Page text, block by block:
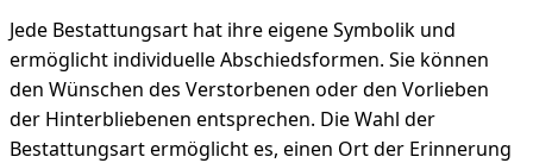
Jede Bestattungsart hat ihre eigene Symbolik und
ermöglicht individuelle Abschiedsformen. Sie können
den Wünschen des Verstorbenen oder den Vorlieben
der Hinterbliebenen entsprechen. Die Wahl der
Bestattungsart ermöglicht es, einen Ort der Erinnerung